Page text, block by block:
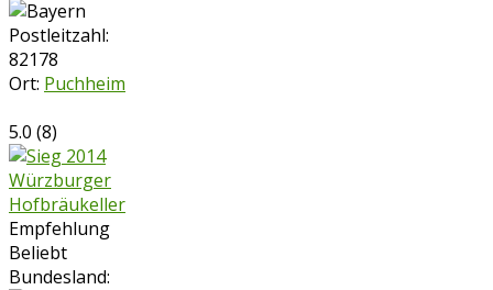
Postleitzahl:
82178
Ort: Puchheim
5.0 (8)
Würzburger
Hofbräukeller
Empfehlung
Beliebt
Bundesland: